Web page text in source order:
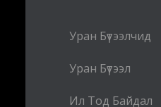
Уран Бүтээлчид
Уран Бүтээл
Ил Тод Байдал